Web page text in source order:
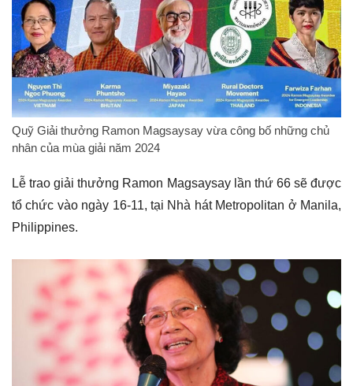
Quỹ Giải thưởng Ramon Magsaysay vừa công bố những chủ
nhân của mùa giải năm 2024
Lễ trao giải thưởng Ramon Magsaysay lần thứ 66 sẽ được
tổ chức vào ngày 16-11, tại Nhà hát Metropolitan ở Manila,
Philippines.